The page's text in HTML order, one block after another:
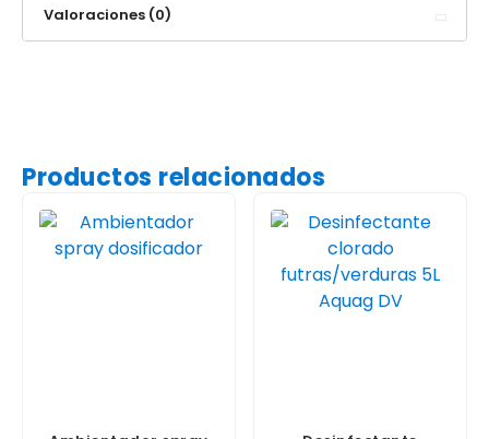
Valoraciones (0)
Productos relacionados